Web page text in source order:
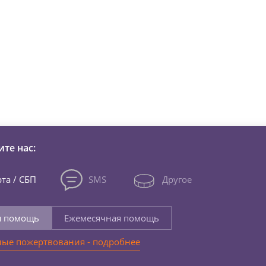
нас:
/ СБП SMS Другое
помощь
Ежемесячная помощь
пожертвования - подробнее